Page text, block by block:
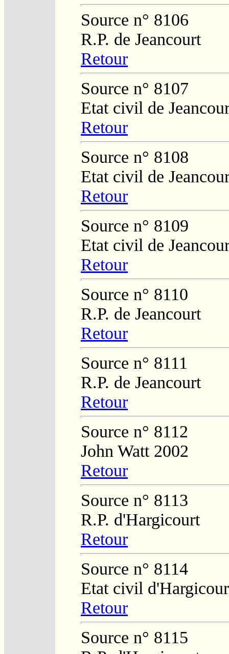
Source n° 8106
R.P. de Jeancourt
Retour
Source n° 8107
Etat civil de
Retour
Source n° 8108
Etat civil de
Retour
Source n° 8109
Etat civil de
Retour
Source n° 8110
R.P. de Jeancourt
Retour
Source n° 8111
R.P. de Jeancourt
Retour
Source n° 8112
John Watt 2002
Retour
Source n° 8113
R.P. d'Hargicourt
Retour
Source n° 8114
Etat civil
Retour
Source n° 8115